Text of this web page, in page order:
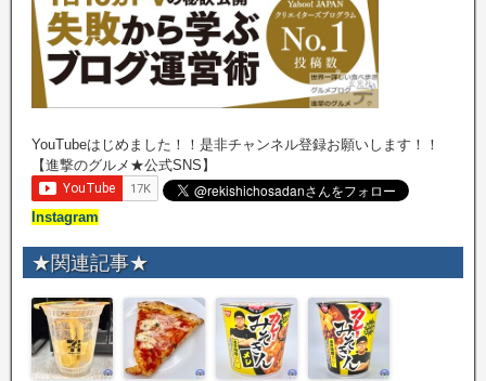
YouTubeはじめました！！是非チャンネル登録お願いします！！
【進撃のグルメ★公式SNS】
Instagram
★関連記事★